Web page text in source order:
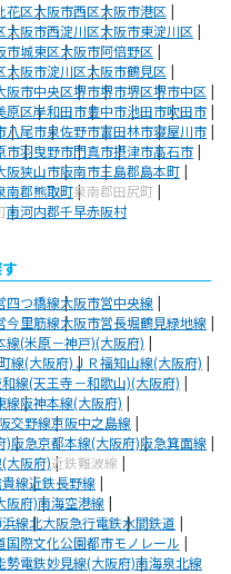
花区大阪市西区大阪市港区
大阪市西淀川区大阪市東淀川区
市城東区大阪市阿倍野区
大阪市淀川区大阪市鶴見区
阪市中央区堺市堺市堺区堺市中区
原区岸和田市豊中市池田市吹田市
八尾市泉佐野市富田林市寝屋川市
市羽曳野市門真市摂津市高石市
阪狭山市阪南市三島郡島本町
南郡熊取町泉南郡田尻町
南河内郡千早赤阪村
四つ橋線大阪市営中央線
今里筋線大阪市営長堀鶴見緑地線
線(米原－神戸)(大阪府)
線(大阪府)ＪＲ福知山線(大阪府)
和線(天王寺－和歌山)(大阪府)
線阪神本線(大阪府)
交野線京阪中之島線
)阪急京都本線(大阪府)阪急箕面線
大阪府)近鉄難波線
線近鉄長野線
阪府)南海空港線
線北大阪急行電鉄水間鉄道
国際文化公園都市モノレール
勢電鉄妙見線(大阪府)南海泉北線